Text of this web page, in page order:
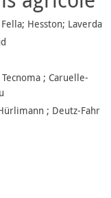
Hesston; Laverda
; Caruelle-
; Deutz-Fahr